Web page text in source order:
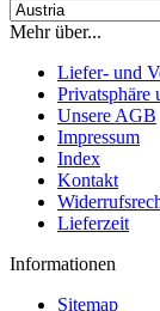
Mehr über...
Liefer- und
Privatsphäre
Unsere AGB
Impressum
Index
Kontakt
Lieferzeit
Informationen
Sitemap